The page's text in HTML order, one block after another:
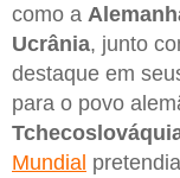
como a
Ucrânia, junto
destaque em
para o povo
Mundial